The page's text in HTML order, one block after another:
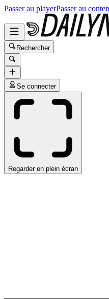
Passer au playerPasser au
Rechercher
Se connecter
Regarder en plein écran